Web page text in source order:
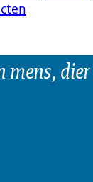
mens, dier